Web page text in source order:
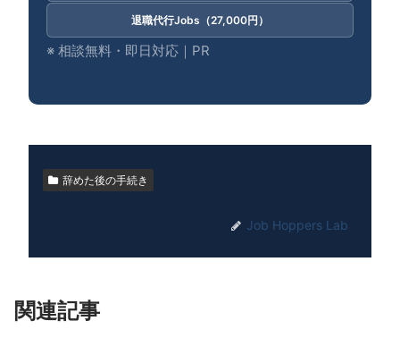
退職代行Jobs（27,000円）
※ 相談無料・即日対応｜PR
辞めた後の手続き
Job Hoppers Lab
関連記事